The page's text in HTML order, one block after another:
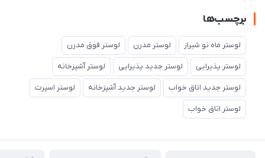
برچسب‌ها
لوستر ماه نو شیراز لوستر مدرن لوستر فوق مدرن
لوستر پذیرایی لوستر جدید پذیرایی لوستر آشپزخانه
لوستر جدید اتاق خواب لوستر جدید آشپزخانه لوستر اسپرت
لوستر اتاق خواب